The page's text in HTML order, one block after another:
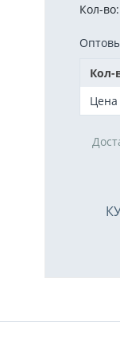
Кол-во:
Кол-
Цена